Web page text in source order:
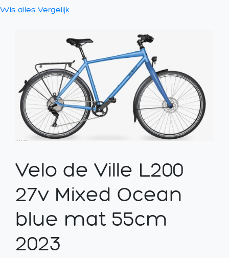
Wis alles Vergelijk
Velo de Ville L200
27v Mixed Ocean
blue mat 55cm
2023